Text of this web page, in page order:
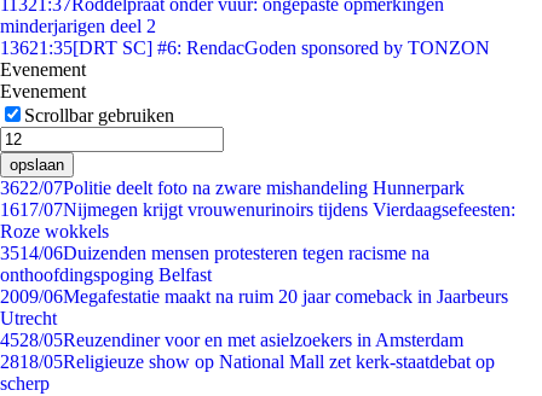
11321:37Roddelpraat onder vuur: ongepaste opmerkingen
minderjarigen deel 2
13621:35[DRT SC] #6: RendacGoden sponsored by TONZON
Evenement
Evenement
Scrollbar gebruiken
opslaan
3622/07Politie deelt foto na zware mishandeling Hunnerpark
1617/07Nijmegen krijgt vrouwenurinoirs tijdens Vierdaagsefeesten:
Roze wokkels
3514/06Duizenden mensen protesteren tegen racisme na
onthoofdingspoging Belfast
2009/06Megafestatie maakt na ruim 20 jaar comeback in Jaarbeurs
Utrecht
4528/05Reuzen­diner voor en met asielzoekers in Amsterdam
2818/05Religieuze show op National Mall zet kerk-staatdebat op
scherp